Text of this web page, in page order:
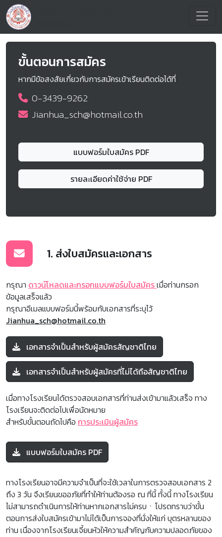
ขั้นตอนการสมัคร
หากมีข้อสงสัยเกี่ยวกับการสมัครเข้าเรียนติดต่อได้ที่
0-3439-9262
Jianhua_sch@hotmail.co.th
แบบฟอร์มใบสมัคร PDF
รายละเอียดค่าใช้จ่าย PDF
1. ส่งใบสมัครและเอกสาร
กรุณา ดาวน์โหลดและกรอกแบบฟอร์มใบสมัครเมื่อท่านกรอก
ข้อมูลเสร็จแล้ว
กรุณาอีเมลแบบฟอร์มนี้พร้อมกับเอกสารที่ระบุไว้
Jianhua_sch@hotmail.co.th
เอกสารจำเป็นสำหรับผู้สมัครสัญชาติไทย
เอกสารจำเป็นสำหรับผู้สมัครที่ไม่ได้ถือสัญชาติไทย
เมื่อทางโรงเรียนได้ตรวจสอบเอกสารที่ท่านส่งเข้ามาแล้วเสร็จ ทาง
โรงเรียนจะติดต่อไปเพื่อนัดหมาย
สำหรับขั้นตอนถัดไปคือ การประเมินผู้สมัคร
แบบฟอร์มใบสมัคร PDF
ทางโรงเรียนอาจมีความจำเป็นที่จะใช้เวลาในการตรวจสอบเอกสาร 2
ถึง 3 วัน จึงเรียนขออภัยที่ทำให้ท่านต้องรอ ณ ที่นี้ ทั้งนี้ ทางโรงเรียน
ไม่สามารถดำเนินการให้ท่านหากเอกสารไม่ครบㆍโปรดทราบว่าขั้น
ตอนการส่งใบสมัครเข้ามาไม่ได้เป็นการจองที่นั่งให้แก่ บุตรหลานของ
ท่าน เนื่องจากโรงเรียนเจี้ยนหัวให้ความสำคัญกับความปลอดภัยของ